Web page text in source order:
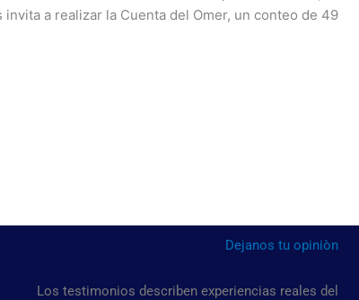
a realizar la Cuenta del Omer, un conteo de 49
Dejanos tu opiniòn
Los testimonios describen experiencias reales del